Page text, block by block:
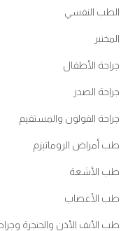
الطب النفسي
المختبر
جراحة الأطفال
جراحة الصدر
جراحة القولون والمستقيم
طب أمراض الروماتيزم
طب الأشعة
طب الأعصاب